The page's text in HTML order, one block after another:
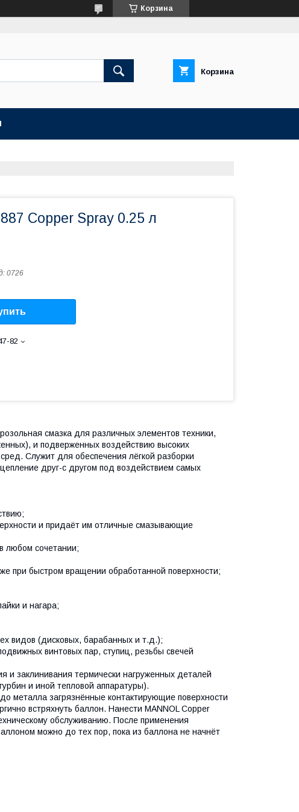
Корзина
Корзина
Copper Spray 0.25 л
0726
82
смазка для различных элементов техники,
и подверженных воздействию высоких
Служит для обеспечения лёгкой разборки
друг-с другом под воздействием самых
и придаёт им отличные смазывающие
любом сочетании;
при быстром вращении обработанной поверхности;
и нагара;
видов (дисковых, барабанных и т.д.);
винтовых пар, ступиц, резьбы свечей
и заклинивания термически нагруженных деталей
и иной тепловой аппаратуры).
металла загрязнённые контактирующие поверхности
встряхнуть баллон. Нанести MANNOL Copper
обслуживанию. После применения
можно до тех пор, пока из баллона не начнёт